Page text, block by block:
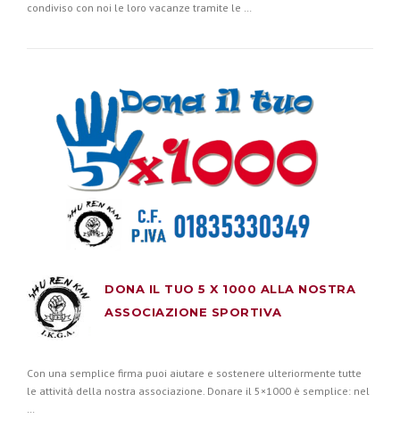
condiviso con noi le loro vacanze tramite le …
DONA IL TUO 5 X 1000 ALLA NOSTRA
ASSOCIAZIONE SPORTIVA
Con una semplice firma puoi aiutare e sostenere ulteriormente tutte
le attività della nostra associazione. Donare il 5×1000 è semplice: nel
…